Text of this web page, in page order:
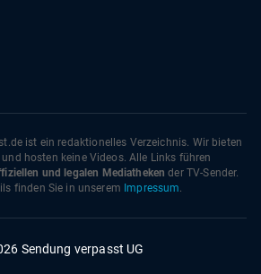
de ist ein redaktionelles Verzeichnis. Wir bieten
hosten keine Videos. Alle Links führen
und legalen Mediatheken der TV-Sender.
finden Sie in unserem Impressum.
Sendung verpasst UG